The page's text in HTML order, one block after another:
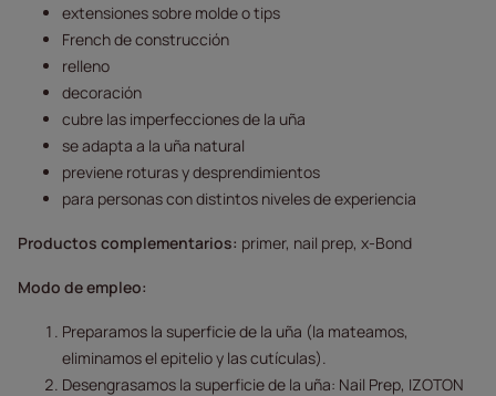
extensiones sobre molde o tips
French de construcción
relleno
decoración
cubre las imperfecciones de la uña
se adapta a la uña natural
previene roturas y desprendimientos
para personas con distintos niveles de experiencia
Productos complementarios: primer, nail prep, x-Bond
Modo de empleo:
Preparamos la superficie de la uña (la mateamos,
eliminamos el epitelio y las cutículas).
Desengrasamos la superficie de la uña: Nail Prep, IZOTON